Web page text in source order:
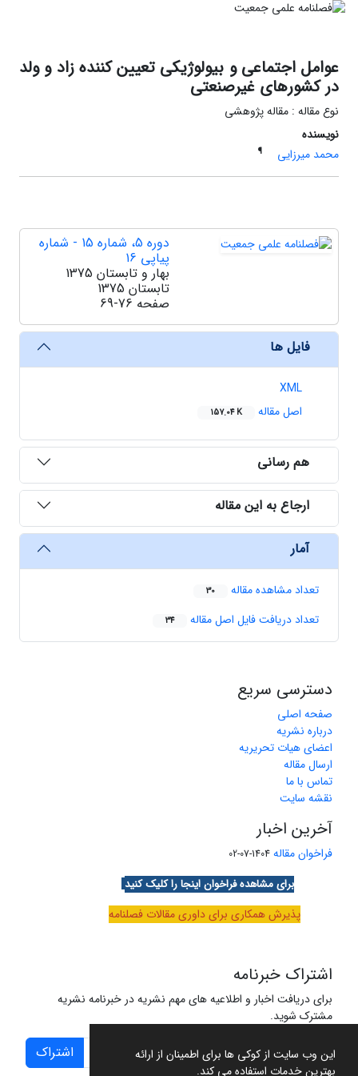
این وب سایت از کوکی ها برای اطمینان از ارائه
بهترین خدمات استفاده می کند.
عوامل اجتماعی و بیولوژیکی تعیین کننده زاد و ولد
در کشورهای غیرصنعتی
نوع مقاله : مقاله پژوهشی
نویسنده
محمد میرزایی
¶
دوره 5، شماره 15 - شماره
پیاپی 16
بهار و تابستان 1375
تابستان 1375
صفحه 69-76
فایل ها
XML
اصل مقاله
157.04 K
هم رسانی
ارجاع به این مقاله
آمار
تعداد مشاهده مقاله 30
تعداد دریافت فایل اصل مقاله 34
دسترسی سریع
صفحه اصلی
درباره نشریه
اعضای هیات تحریریه
ارسال مقاله
تماس با ما
نقشه سایت
آخرین اخبار
فراخوان مقاله 1404-07-02
برای مشاهده فراخوان اینجا را کلیک کنید
پذیرش همکاری برای داوری مقالات فصلنامه
اشتراک خبرنامه
برای دریافت اخبار و اطلاعیه های مهم نشریه در خبرنامه نشریه
مشترک شوید.
اشتراک